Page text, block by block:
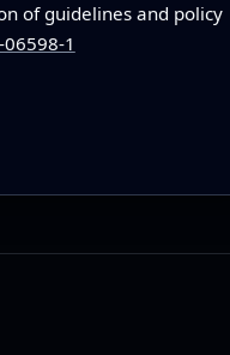
of guidelines and policy
1